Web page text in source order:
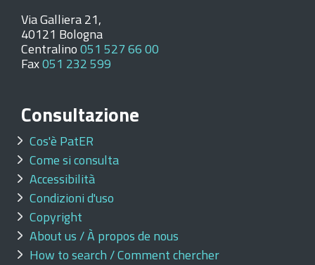
Via Galliera 21,
40121 Bologna
Centralino051 527 66 00
Fax051 232 599
Consultazione
Cos'è PatER
Come si consulta
Accessibilità
Condizioni d'uso
Copyright
About us / À propos de nous
How to search / Comment chercher